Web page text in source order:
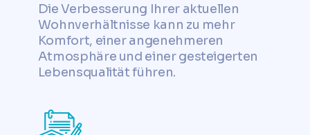
Die Verbesserung Ihrer aktuellen
Wohnverhältnisse kann zu mehr
Komfort, einer angenehmeren
Atmosphäre und einer gesteigerten
Lebensqualität führen.